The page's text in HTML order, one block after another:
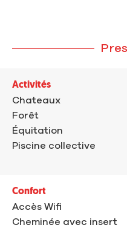
Activités
Chateaux
Forêt
Équitation
Piscine collective
Confort
Accès Wifi
Cheminée avec insert